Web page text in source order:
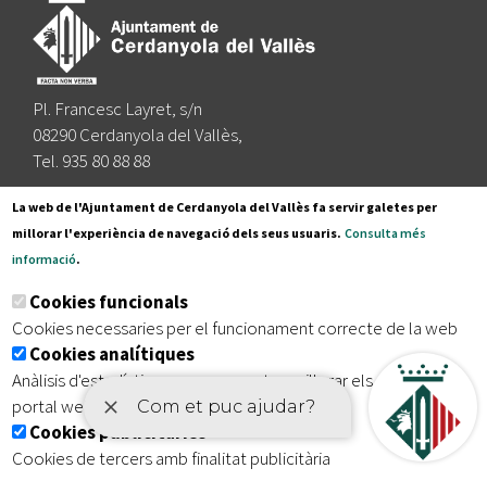
Pl. Francesc Layret, s/n
08290 Cerdanyola del Vallès,
Tel. 935 80 88 88
Segueix-nos a:
Subscriu-te al nostre butlletí
Inici | Avís legal | Protecció de dades Mapa del lloc
| Accessibilitat
La web de l'Ajuntament de Cerdanyola del Vallès fa servir galetes per
millorar l'experiència de navegació dels seus usuaris. Consulta més
informació.
Cookies funcionals
Cookies necessaries per el funcionament correcte de la web
Cookies analítiques
Anàlisis d'estadístiques que permeten millorar els serveis del
portal web
Cookies publicitàries
Cookies de tercers amb finalitat publicitària